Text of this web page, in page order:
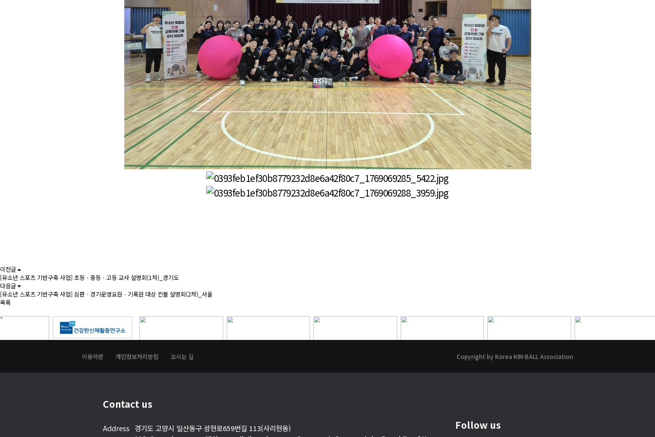
이전글
[유소년 스포츠 기반구축 사업] 초등ㆍ중등ㆍ고등 교사 설명회(1차)_경기도
다음글
[유소년 스포츠 기반구축 사업] 심판ㆍ경기운영요원ㆍ기록원 대상 킨볼 설명회(2차)_서울
목록
이용약관 개인정보처리방침 오시는 길 Copyright by Korea KIN-BALL Association
Contact us
Address 경기도 고양시 일산동구 성현로659번길 113(사리현동)
Follow us